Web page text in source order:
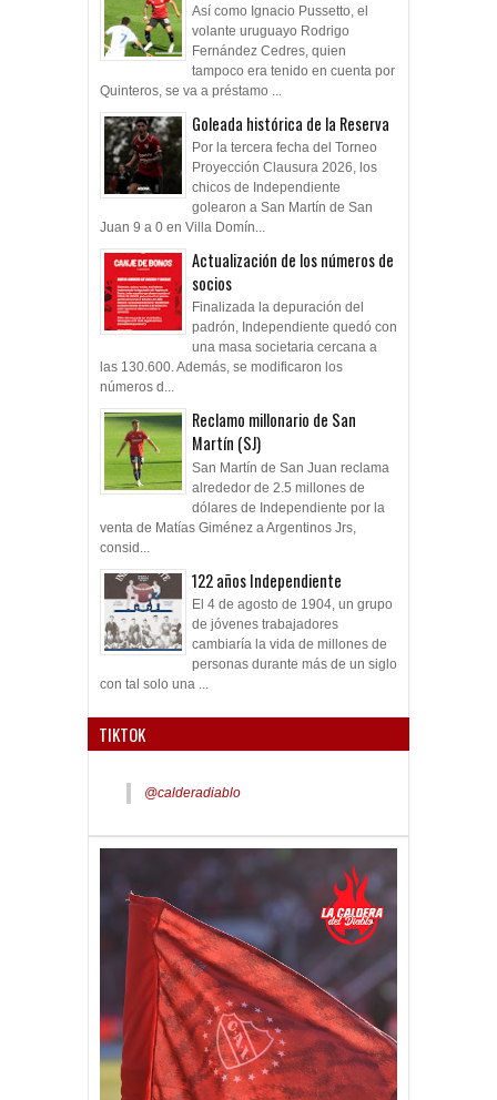
Así como Ignacio Pussetto, el
volante uruguayo Rodrigo
Fernández Cedres, quien
tampoco era tenido en cuenta por
Quinteros, se va a préstamo ...
Goleada histórica de la Reserva
Por la tercera fecha del Torneo
Proyección Clausura 2026, los
chicos de Independiente
golearon a San Martín de San
Juan 9 a 0 en Villa Domín...
Actualización de los números de
socios
Finalizada la depuración del
padrón, Independiente quedó con
una masa societaria cercana a
las 130.600. Además, se modificaron los
números d...
Reclamo millonario de San
Martín (SJ)
San Martín de San Juan reclama
alrededor de 2.5 millones de
dólares de Independiente por la
venta de Matías Giménez a Argentinos Jrs,
consid...
122 años Independiente
El 4 de agosto de 1904, un grupo
de jóvenes trabajadores
cambiaría la vida de millones de
personas durante más de un siglo
con tal solo una ...
TIKTOK
@calderadiablo